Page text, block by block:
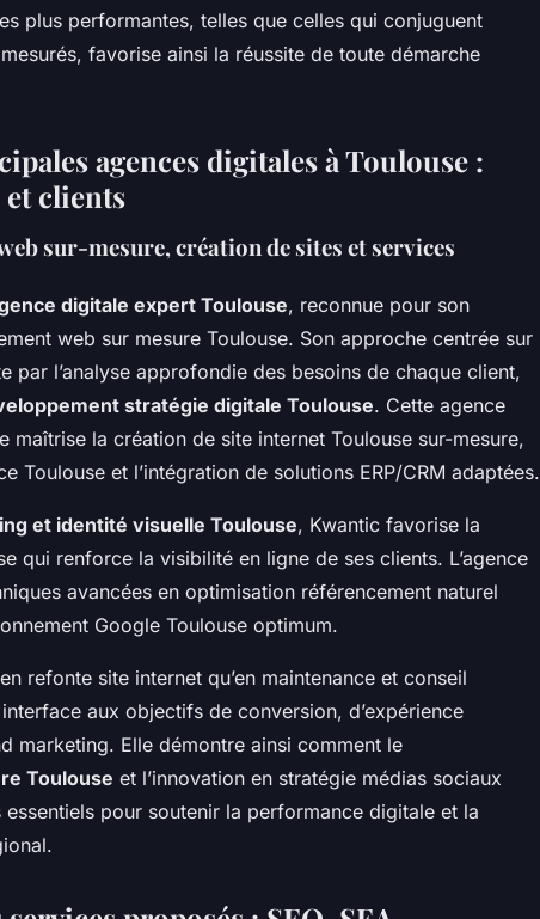
plus performantes, telles que celles qui conjuguent
favorise ainsi la réussite de toute démarche
agences digitales à Toulouse :
et clients
sur-mesure, création de sites et services
digitale expert Toulouse, reconnue pour son
web sur mesure Toulouse. Son approche centrée sur
par l’analyse approfondie des besoins de chaque client,
stratégie digitale Toulouse. Cette agence
maîtrise la création de site internet Toulouse sur-mesure,
Toulouse et l’intégration de solutions ERP/CRM adaptées.
et identité visuelle Toulouse, Kwantic favorise la
qui renforce la visibilité en ligne de ses clients. L’agence
avancées en optimisation référencement naturel
Google Toulouse optimum.
refonte site internet qu’en maintenance et conseil
aux objectifs de conversion, d’expérience
marketing. Elle démontre ainsi comment le
Toulouse et l’innovation en stratégie médias sociaux
pour soutenir la performance digitale et la